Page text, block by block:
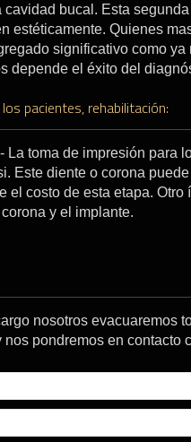
bucal. Esta
estéticamente. Quienes
significativo como
depende el éxito del
pacientes, rehabilitación:
toma de impresión para
Este diente o corona
costo de esta etapa. Otro
y el implante.
nosotros evacuaremos
pondremos en contacto